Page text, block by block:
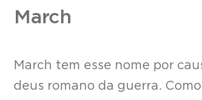
March
March tem esse nome por
deus romano da guerra.